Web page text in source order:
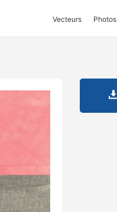
Vecteurs Photos